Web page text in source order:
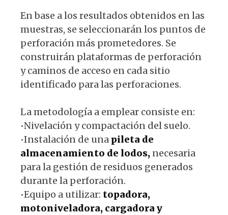
En base a los resultados obtenidos en las
muestras, se seleccionarán los puntos de
perforación más prometedores. Se
construirán plataformas de perforación
y caminos de acceso en cada sitio
identificado para las perforaciones.
La metodología a emplear consiste en:
•Nivelación y compactación del suelo.
•Instalación de una pileta de
almacenamiento de lodos, necesaria
para la gestión de residuos generados
durante la perforación.
•Equipo a utilizar: topadora,
motoniveladora, cargadora y